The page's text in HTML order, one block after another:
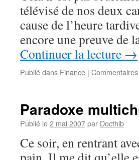
télévisé de nos deux
cause de l’heure
encore une preuve
Continuer la lecture →
Publié dans Finance |
Paradoxe
Publié le2 mai 2007par Docthib
Ce soir, en rentrant